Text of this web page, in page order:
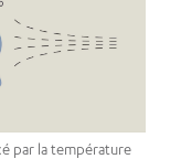
par la température